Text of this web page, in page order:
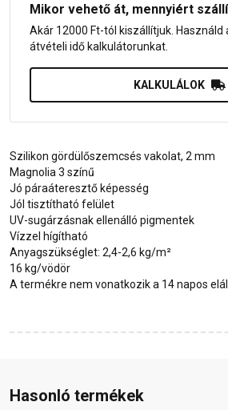
Mikor vehető át, mennyiért
Akár 12000 Ft-tól kiszállítjuk. Használd
átvételi idő kalkulátorunkat.
KALKULÁLOK
Szilikon gördülőszemcsés vakolat, 2 mm
Magnolia 3 színű
Jó páraáteresztő képesség
Jól tisztítható felület
UV-sugárzásnak ellenálló pigmentek
Vízzel hígítható
Anyagszükséglet: 2,4-2,6 kg/m²
16 kg/vödör
A termékre nem vonatkozik a 14 napos
Hasonló termékek